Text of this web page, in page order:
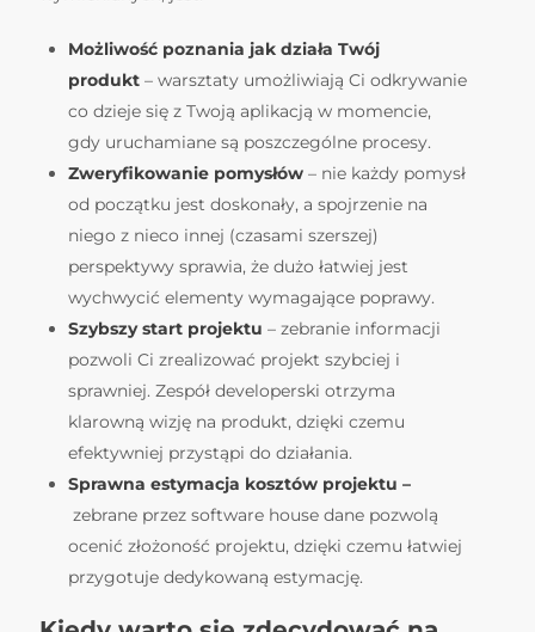
Możliwość poznania jak działa Twój
produkt – warsztaty umożliwiają Ci odkrywanie
co dzieje się z Twoją aplikacją w momencie,
gdy uruchamiane są poszczególne procesy.
Zweryfikowanie pomysłów – nie każdy pomysł
od początku jest doskonały, a spojrzenie na
niego z nieco innej (czasami szerszej)
perspektywy sprawia, że dużo łatwiej jest
wychwycić elementy wymagające poprawy.
Szybszy start projektu – zebranie informacji
pozwoli Ci zrealizować projekt szybciej i
sprawniej. Zespół developerski otrzyma
klarowną wizję na produkt, dzięki czemu
efektywniej przystąpi do działania.
Sprawna estymacja kosztów projektu –
zebrane przez software house dane pozwolą
ocenić złożoność projektu, dzięki czemu łatwiej
przygotuje dedykowaną estymację.